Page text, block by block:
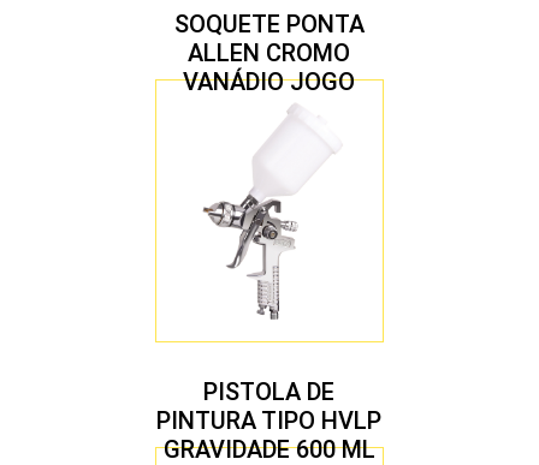
SOQUETE PONTA
ALLEN CROMO
VANÁDIO JOGO
COM 10 PEÇAS
PISTOLA DE
PINTURA TIPO HVLP
GRAVIDADE 600 ML